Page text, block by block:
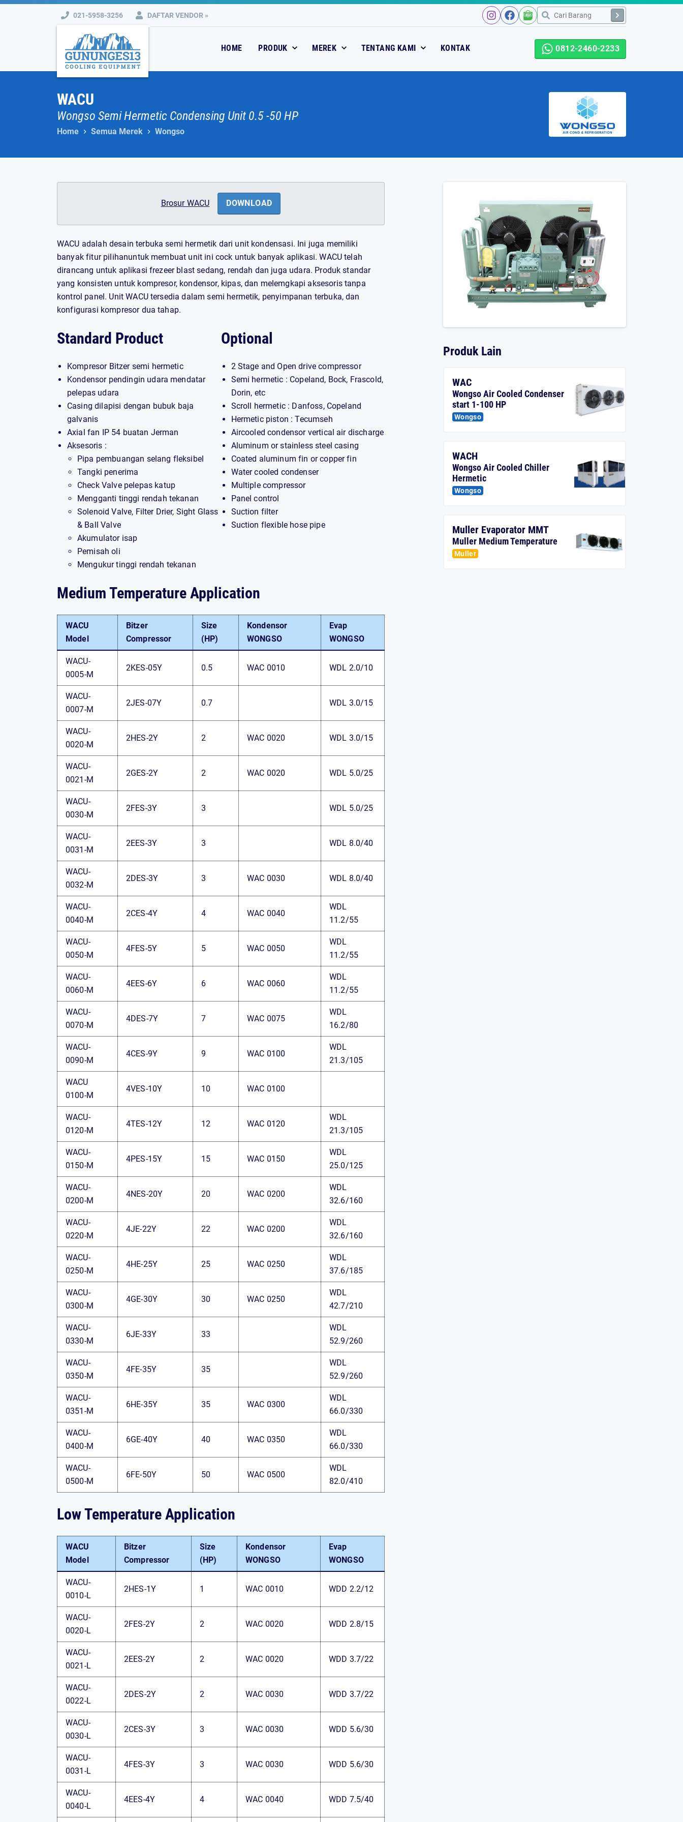
Skip
021-5958-3256 DAFTAR VENDOR »
HOME PRODUK MEREK TENTANG KAMI KONTAK 0812-2460-2233
WACU
Wongso Semi Hermetic Condensing Unit 0.5 -50 HP
Home Semua Merek Wongso
Brosur WACU DOWNLOAD
WACU adalah desain terbuka semi hermetik dari unit kondensasi. Ini juga memiliki
banyak fitur pilihanuntuk membuat unit ini cock untuk banyak aplikasi. WACU telah
dirancang untuk aplikasi frezeer blast sedang, rendah dan juga udara. Produk standar
yang konsisten untuk kompresor, kondensor, kipas, dan melemgkapi aksesoris tanpa
kontrol panel. Unit WACU tersedia dalam semi hermetik, penyimpanan terbuka, dan
konfigurasi kompresor dua tahap.
Standard Product
Kompresor Bitzer semi hermetic
Kondensor pendingin udara mendatar
pelepas udara
Casing dilapisi dengan bubuk baja
galvanis
Axial fan IP 54 buatan Jerman
Aksesoris :
Pipa pembuangan selang fleksibel
Tangki penerima
Check Valve pelepas katup
Mengganti tinggi rendah tekanan
Solenoid Valve, Filter Drier, Sight Glass
& Ball Valve
Akumulator isap
Pemisah oli
Mengukur tinggi rendah tekanan
Optional
2 Stage and Open drive compressor
Semi hermetic : Copeland, Bock, Frascold,
Dorin, etc
Scroll hermetic : Danfoss, Copeland
Hermetic piston : Tecumseh
Aircooled condensor vertical air discharge
Aluminum or stainless steel casing
Coated aluminum fin or copper fin
Water cooled condenser
Multiple compressor
Panel control
Suction filter
Suction flexible hose pipe
Medium Temperature Application
WACU
Model
Bitzer
Compressor
Size
(HP)
Kondensor
WONGSO
Evap
WONGSO
WACU-
0005-M
2KES-05Y 0.5 WAC 0010 WDL 2.0/10
WACU-
0007-M
2JES-07Y 0.7 WDL 3.0/15
WACU-
0020-M
2HES-2Y 2 WAC 0020 WDL 3.0/15
WACU-
0021-M
2GES-2Y 2 WAC 0020 WDL 5.0/25
WACU-
0030-M
2FES-3Y 3 WDL 5.0/25
WACU-
0031-M
2EES-3Y 3 WDL 8.0/40
WACU-
0032-M
2DES-3Y 3 WAC 0030 WDL 8.0/40
WACU-
0040-M
2CES-4Y 4 WAC 0040
WDL
11.2/55
WACU-
0050-M
4FES-5Y 5 WAC 0050
WDL
11.2/55
WACU-
0060-M
4EES-6Y 6 WAC 0060
WDL
11.2/55
WACU-
0070-M
4DES-7Y 7 WAC 0075
WDL
16.2/80
WACU-
0090-M
4CES-9Y 9 WAC 0100
WDL
21.3/105
WACU
0100-M
4VES-10Y 10 WAC 0100
WACU-
0120-M
4TES-12Y 12 WAC 0120
WDL
21.3/105
WACU-
0150-M
4PES-15Y 15 WAC 0150
WDL
25.0/125
WACU-
0200-M
4NES-20Y 20 WAC 0200
WDL
32.6/160
WACU-
0220-M
4JE-22Y 22 WAC 0200
WDL
32.6/160
WACU-
0250-M
4HE-25Y 25 WAC 0250
WDL
37.6/185
WACU-
0300-M
4GE-30Y 30 WAC 0250
WDL
42.7/210
WACU-
0330-M
6JE-33Y 33
WDL
52.9/260
WACU-
0350-M
4FE-35Y 35
WDL
52.9/260
WACU-
0351-M
6HE-35Y 35 WAC 0300
WDL
66.0/330
WACU-
0400-M
6GE-40Y 40 WAC 0350
WDL
66.0/330
WACU-
0500-M
6FE-50Y 50 WAC 0500
WDL
82.0/410
Low Temperature Application
WACU
Model
Bitzer
Compressor
Size
(HP)
Kondensor
WONGSO
Evap
WONGSO
WACU-
0010-L
2HES-1Y 1 WAC 0010 WDD 2.2/12
WACU-
0020-L
2FES-2Y 2 WAC 0020 WDD 2.8/15
WACU-
0021-L
2EES-2Y 2 WAC 0020 WDD 3.7/22
WACU-
0022-L
2DES-2Y 2 WAC 0030 WDD 3.7/22
WACU-
0030-L
2CES-3Y 3 WAC 0030 WDD 5.6/30
WACU-
0031-L
4FES-3Y 3 WAC 0030 WDD 5.6/30
WACU-
0040-L
4EES-4Y 4 WAC 0040 WDD 7.5/40
Produk Lain
WAC
Wongso Air Cooled Condenser
start 1-100 HP
Wongso
WACH
Wongso Air Cooled Chiller
Hermetic
Wongso
Muller Evaporator MMT
Muller Medium Temperature
Muller